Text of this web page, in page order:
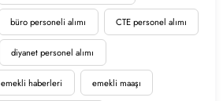
büro personeli alımı CTE personel alımı
diyanet personel alımı
emekli haberleri emekli maaşı